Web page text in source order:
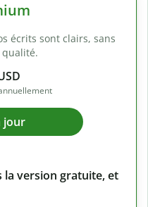
écrits sont clairs, sans
jour
la version gratuite, et